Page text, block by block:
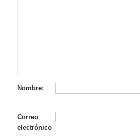
Nombre:
Correo
electrónico